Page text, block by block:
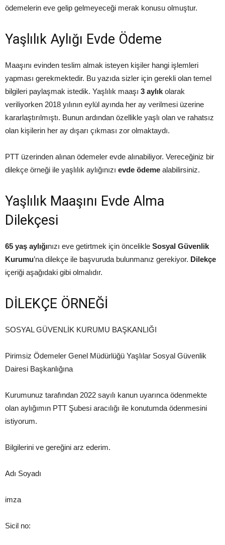
ödemelerin eve gelip gelmeyeceği merak konusu olmuştur.
Yaşlılık Aylığı Evde Ödeme
Maaşını evinden teslim almak isteyen kişiler hangi işlemleri
yapması gerekmektedir. Bu yazıda sizler için gerekli olan temel
bilgileri paylaşmak istedik. Yaşlılık maaşı 3 aylık olarak
veriliyorken 2018 yılının eylül ayında her ay verilmesi üzerine
kararlaştırılmıştı. Bunun ardından özellikle yaşlı olan ve rahatsız
olan kişilerin her ay dışarı çıkması zor olmaktaydı.
PTT üzerinden alınan ödemeler evde alınabiliyor. Vereceğiniz bir
dilekçe örneği ile yaşlılık aylığınızı evde ödeme alabilirsiniz.
Yaşlılık Maaşını Evde Alma
Dilekçesi
65 yaş aylığınızı eve getirtmek için öncelikle Sosyal Güvenlik
Kurumu’na dilekçe ile başvuruda bulunmanız gerekiyor. Dilekçe
içeriği aşağıdaki gibi olmalıdır.
DİLEKÇE ÖRNEĞİ
SOSYAL GÜVENLİK KURUMU BAŞKANLIĞI
Pirimsiz Ödemeler Genel Müdürlüğü Yaşlılar Sosyal Güvenlik
Dairesi Başkanlığına
Kurumunuz tarafından 2022 sayılı kanun uyarınca ödenmekte
olan aylığımın PTT Şubesi aracılığı ile konutumda ödenmesini
istiyorum.
Bilgilerini ve gereğini arz ederim.
Adı Soyadı
imza
Sicil no: